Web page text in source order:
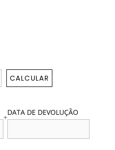
CALCULAR
+DATA DE DEVOLUÇÃO